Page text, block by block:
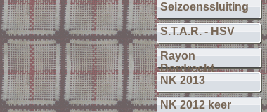
Seizoenssluiting
S.T.A.R. - HSV
Rayon
Dordrecht
NK 2013
NK 2012 keer